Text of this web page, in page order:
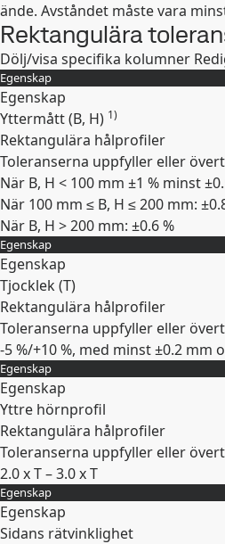
ände. Avståndet måste vara
Rektangulära
Dölj/visa specifika kolumner
Egenskap
Egenskap
Yttermått (B, H) 1)
Rektangulära hålprofiler
Toleranserna uppfyller eller
När B, H < 100 mm ±1 % minst
När 100 mm ≤ B, H ≤ 200 mm:
När B, H > 200 mm: ±0.6 %
Expandera
Egenskap
Egenskap
Tjocklek (T)
Rektangulära hålprofiler
Toleranserna uppfyller eller
-5 %/+10 %, med minst ±0.2 mm
Expandera
Egenskap
Egenskap
Yttre hörnprofil
Rektangulära hålprofiler
Toleranserna uppfyller eller
2.0 x T – 3.0 x T
Expandera
Egenskap
Egenskap
Sidans rätvinklighet